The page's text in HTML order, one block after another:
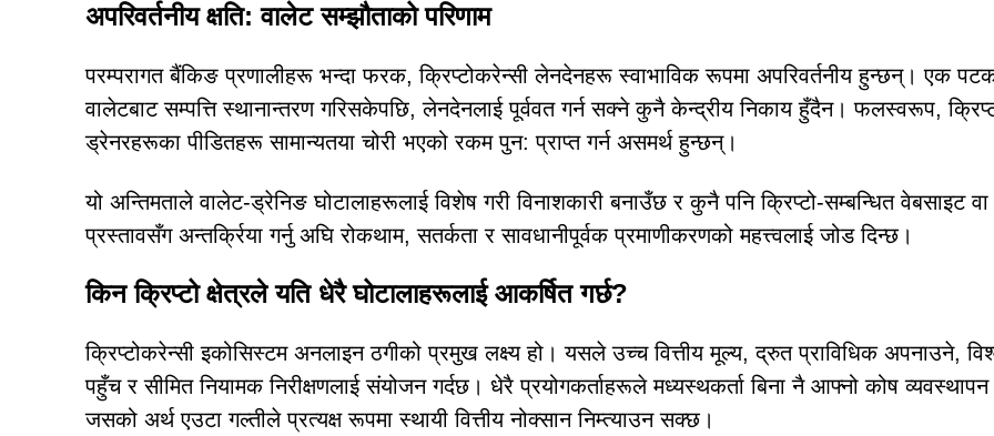
अपरिवर्तनीय क्षति: वालेट सम्झौताको परिणाम
परम्परागत बैंकिङ प्रणालीहरू भन्दा फरक, क्रिप्टोकरेन्सी लेनदेनहरू स्वाभाविक रूपमा अपरिवर्तनीय हुन्छन्। एक
वालेटबाट सम्पत्ति स्थानान्तरण गरिसकेपछि, लेनदेनलाई पूर्ववत गर्न सक्ने कुनै केन्द्रीय निकाय हुँदैन। फलस्वरूप,
ड्रेनरहरूका पीडितहरू सामान्यतया चोरी भएको रकम पुन: प्राप्त गर्न असमर्थ हुन्छन्।
यो अन्तिमताले वालेट-ड्रेनिङ घोटालाहरूलाई विशेष गरी विनाशकारी बनाउँछ र कुनै पनि क्रिप्टो-सम्बन्धित वेबसाइट वा
प्रस्तावसँग अन्तर्क्रिया गर्नु अघि रोकथाम, सतर्कता र सावधानीपूर्वक प्रमाणीकरणको महत्त्वलाई जोड दिन्छ।
किन क्रिप्टो क्षेत्रले यति धेरै घोटालाहरूलाई आकर्षित गर्छ?
क्रिप्टोकरेन्सी इकोसिस्टम अनलाइन ठगीको प्रमुख लक्ष्य हो। यसले उच्च वित्तीय मूल्य, द्रुत प्राविधिक अपनाउने,
पहुँच र सीमित नियामक निरीक्षणलाई संयोजन गर्दछ। धेरै प्रयोगकर्ताहरूले मध्यस्थकर्ता बिना नै आफ्नो कोष व्यवस्थापन
जसको अर्थ एउटा गल्तीले प्रत्यक्ष रूपमा स्थायी वित्तीय नोक्सान निम्त्याउन सक्छ।